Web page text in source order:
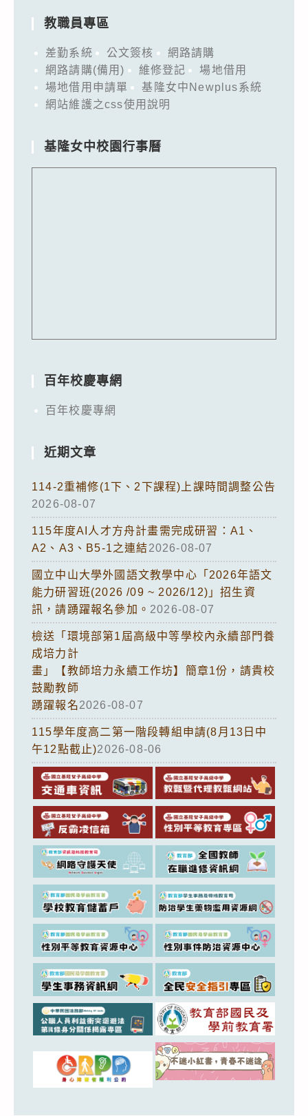
教職員專區
差勤系統 公文簽核
網路請購
網路請購(備用)
維修登記
場地借用
場地借用申請單
基隆女中Newplus系統
網站維護之css使用說明
基隆女中校園行事曆
百年校慶專網
百年校慶專網
近期文章
114-2重補修(1下、2下課程)上課時間調整公告
2026-08-07
115年度AI人才方舟計畫需完成研習：A1、
A2、A3、B5-1之連結2026-08-07
國立中山大學外國語文教學中心「2026年語文
能力研習班(2026 /09 ~ 2026/12)」招生資
訊，請踴躍報名參加。 2026-08-07
檢送「環境部第1屆高級中等學校內永續部門養
成培力計
畫」【教師培力永續工作坊】簡章1份，請貴校
鼓勵教師
踴躍報名2026-08-07
115學年度高二第一階段轉組申請(8月13日中
午12點截止)2026-08-06